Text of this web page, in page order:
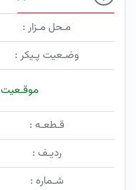
مـحل مـزار :
وضـعیت پـیکر :
موقـعیت
قـطعـه :
ردیـف :
شـماره :